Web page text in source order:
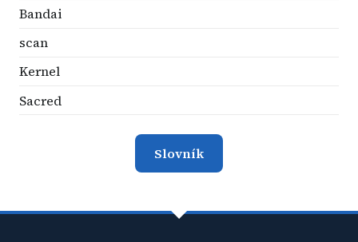
Bandai
scan
Kernel
Sacred
Slovník